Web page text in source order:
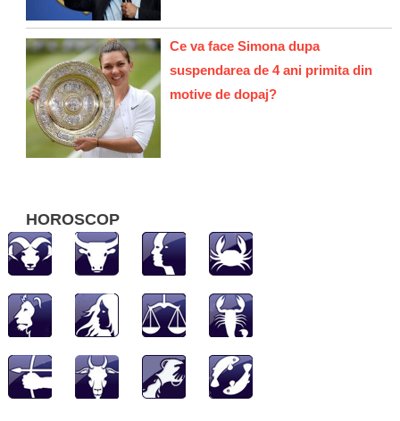
Ce va face Simona dupa
suspendarea de 4 ani primita din
motive de dopaj?
HOROSCOP